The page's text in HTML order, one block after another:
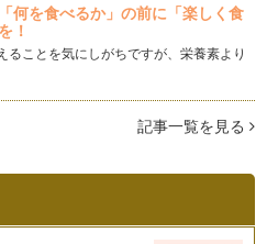
ア ３
一番は、もちろん子ども☆）ケ
手伝い…
ア １
みましたか？私は、家族と地元
何を食べるか」の前に「楽しく食
！
ることを気にしがちですが、栄養素より
記事一覧を見る